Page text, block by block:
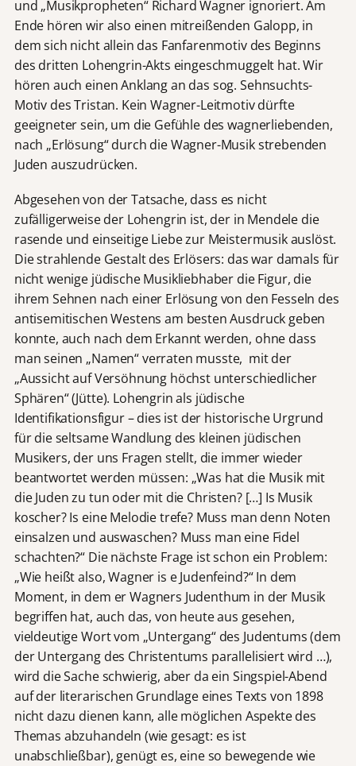
und „Musikpropheten“ Richard Wagner ignoriert. Am
Ende hören wir also einen mitreißenden Galopp, in
dem sich nicht allein das Fanfarenmotiv des Beginns
des dritten Lohengrin-Akts eingeschmuggelt hat. Wir
hören auch einen Anklang an das sog. Sehnsuchts-
Motiv des Tristan. Kein Wagner-Leitmotiv dürfte
geeigneter sein, um die Gefühle des wagnerliebenden,
nach „Erlösung“ durch die Wagner-Musik strebenden
Juden auszudrücken.
Abgesehen von der Tatsache, dass es nicht
zufälligerweise der Lohengrin ist, der in Mendele die
rasende und einseitige Liebe zur Meistermusik auslöst.
Die strahlende Gestalt des Erlösers: das war damals für
nicht wenige jüdische Musikliebhaber die Figur, die
ihrem Sehnen nach einer Erlösung von den Fesseln des
antisemitischen Westens am besten Ausdruck geben
konnte, auch nach dem Erkannt werden, ohne dass
man seinen „Namen“ verraten musste, mit der
„Aussicht auf Versöhnung höchst unterschiedlicher
Sphären“ (Jütte). Lohengrin als jüdische
Identifikationsfigur – dies ist der historische Urgrund
für die seltsame Wandlung des kleinen jüdischen
Musikers, der uns Fragen stellt, die immer wieder
beantwortet werden müssen: „Was hat die Musik mit
die Juden zu tun oder mit die Christen? […] Is Musik
koscher? Is eine Melodie trefe? Muss man denn Noten
einsalzen und auswaschen? Muss man eine Fidel
schachten?“ Die nächste Frage ist schon ein Problem:
„Wie heißt also, Wagner is e Judenfeind?“ In dem
Moment, in dem er Wagners Judenthum in der Musik
begriffen hat, auch das, von heute aus gesehen,
vieldeutige Wort vom „Untergang“ des Judentums (dem
der Untergang des Christentums parallelisiert wird …),
wird die Sache schwierig, aber da ein Singspiel-Abend
auf der literarischen Grundlage eines Texts von 1898
nicht dazu dienen kann, alle möglichen Aspekte des
Themas abzuhandeln (wie gesagt: es ist
unabschließbar), genügt es, eine so bewegende wie